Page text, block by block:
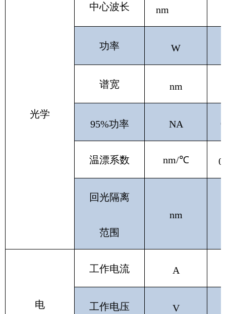
光学
中心波长 nm
功率 W
谱宽 nm
95%功率 NA
温漂系数 nm/℃
回光隔离
范围
nm
电
工作电流 A
工作电压 V